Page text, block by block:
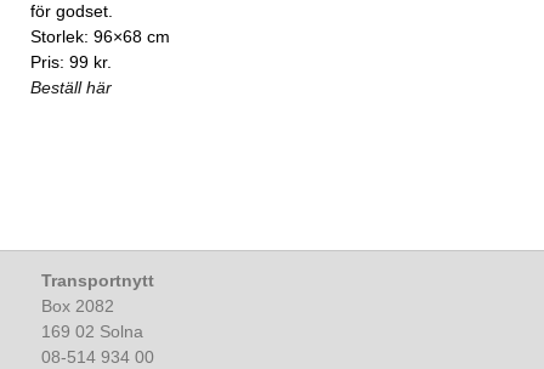
för godset.
Storlek: 96×68 cm
Pris: 99 kr.
Beställ här
Transportnytt
Box 2082
169 02 Solna
08-514 934 00